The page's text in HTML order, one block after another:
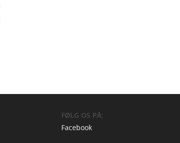
FØLG OS PÅ:
Facebook